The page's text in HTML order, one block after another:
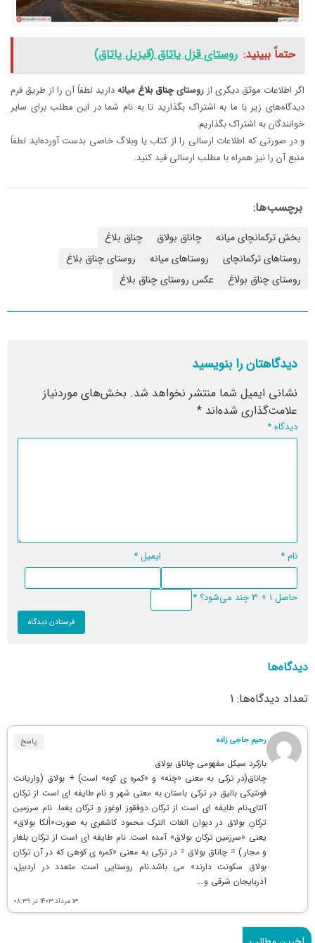
حتماً ببینید: روستای قزل یاتاق (قیزیل یاتاق)
اگر اطلاعات موثق دیگری از روستای‌چناق بلاغ میانهدارید لطفاً آن را از طریق فرم
دیدگاه‌های زیر با ما به اشتراک بگذارید تا به نام شما در این مطلب برای سایر
خوانندگان به اشتراک بگذاریم.
و در صورتی که اطلاعات ارسالی را از کتاب یا وبلاگ خاصی بدست آورده‌اید لطفاً
منبع آن را نیز همراه با مطلب ارسالی قید کنید.
برچسب‌ها:
بخش ترکمانچای میانه چاناق بولاق
چناق بلاغ
روستاهای ترکمانچای
روستاهای میانه
روستای چناق بلاغ
روستای چناق بولاغ
عکس روستای چناق بلاغ
دیدگاهتان را بنویسید
نشانی ایمیل شما منتشر نخواهد شد. بخش‌های موردنیاز
علامت‌گذاری شده‌اند *
دیدگاه*
نام* ایمیل*
حاصل 1 + 3 چند می‌شود؟ *
دیدگاه‌ها
تعداد دیدگاه‌ها: 1
رحیم حاجی زاده پاسخ
بازکرد سیکل مفهومی چاناق بولاق
چاناق(در ترکی به معنی «چَنَه» و «کمره ی کوه» است) + بولاق (واریانت
فونتیکی بالیق در ترکی باستان به معنی شهر و نام طایفه ای است از ترکان
آلتای،نام طایفه ای است از ترکان دوققوز اوغوز و ترکان یغما. نام سرزمین
ترکانِ بولاق در دیوان الغات الترک محمود کاشغری به صورت«اُلکا بولاق»
یعنی «سرزمین ترکان بولاق» آمده است. نام طایفه ای است از ترکان بلغار
و مجار.) = چاناق بولاق = در ترکی به معنی «کمره ی کوهی که در آن ترکان
بولاق سکونت دارند» می باشد.نام روستایی است متعدد در اردبیل،
آذربایجان شرقی و….
۱۳ مرداد ۱۴۰۳ در ۰۸:۳۹